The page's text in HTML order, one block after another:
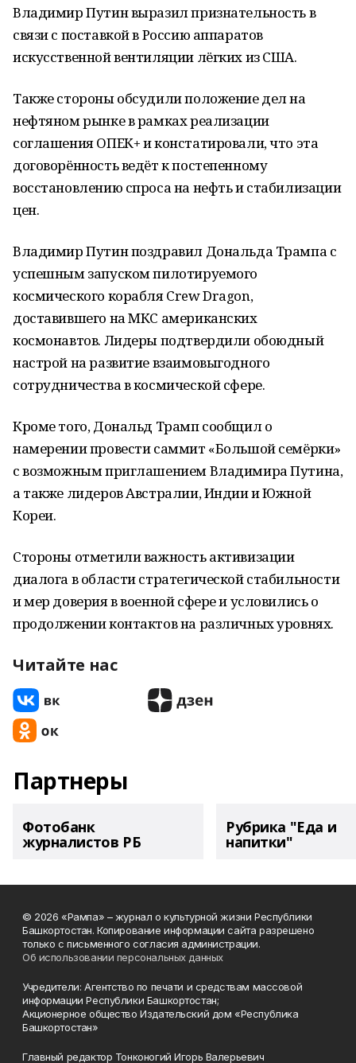
Владимир Путин выразил признательность в
связи с поставкой в Россию аппаратов
искусственной вентиляции лёгких из США.
Также стороны обсудили положение дел на
нефтяном рынке в рамках реализации
соглашения ОПЕК+ и констатировали, что эта
договорённость ведёт к постепенному
восстановлению спроса на нефть и стабилизации
цен.
Владимир Путин поздравил Дональда Трампа с
успешным запуском пилотируемого
космического корабля Crew Dragon,
доставившего на МКС американских
космонавтов. Лидеры подтвердили обоюдный
настрой на развитие взаимовыгодного
сотрудничества в космической сфере.
Кроме того, Дональд Трамп сообщил о
намерении провести саммит «Большой семёрки»
с возможным приглашением Владимира Путина,
а также лидеров Австралии, Индии и Южной
Кореи.
Стороны отметили важность активизации
диалога в области стратегической стабильности
и мер доверия в военной сфере и условились о
продолжении контактов на различных уровнях.
Читайте нас
Партнеры
Фотобанк
журналистов РБ
Рубрика "Еда и
напитки"
© 2026 «Рампа» – журнал о культурной жизни Республики
Башкортостан. Копирование информации сайта разрешено
только с письменного согласия администрации.
Об использовании персональных данных
Учредители: Агентство по печати и средствам массовой
информации Республики Башкортостан;
Акционерное общество Издательский дом «Республика
Башкортостан»
Главный редактор Тонконогий Игорь Валерьевич